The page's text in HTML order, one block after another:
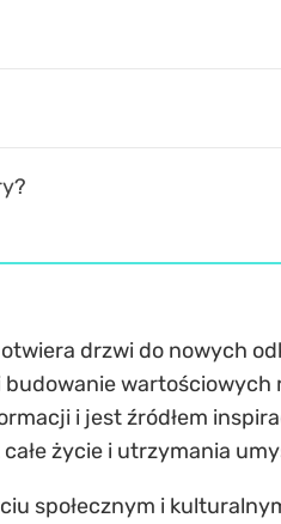
drzwi do nowych
wartościowych
i jest źródłem
życie i utrzymania
społecznym i